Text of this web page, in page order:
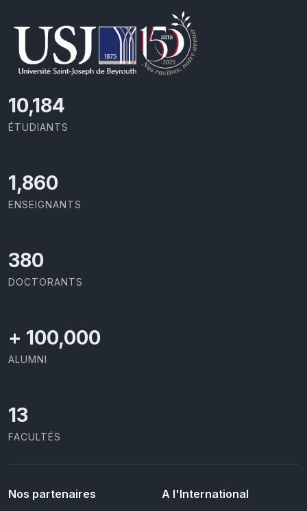
10,801
ÉTUDIANTS
1,973
ENSEIGNANTS
403
DOCTORANTS
+ 100,000
ALUMNI
13
FACULTÉS
Nos partenaires A l'International